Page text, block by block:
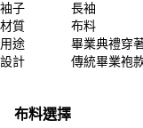
袖子
長袖
材質
布料
用途
畢業典禮穿
設計
傳統畢業袍
布料選擇